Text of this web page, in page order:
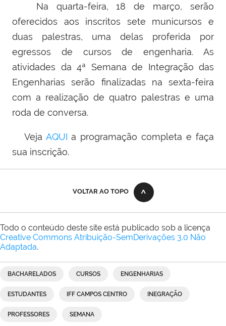
Na quarta-feira, 18 de março, serão
oferecidos aos inscritos sete municursos e
duas palestras, uma delas proferida por
egressos de cursos de engenharia. As
atividades da 4ª Semana de Integração das
Engenharias serão finalizadas na sexta-feira
com a realização de quatro palestras e uma
roda de conversa.
Veja AQUI a programação completa e faça
sua inscrição.
VOLTAR AO TOPO
Todo o conteúdo deste site está publicado sob a licença
Creative Commons Atribuição-SemDerivações 3.0 Não
Adaptada.
BACHARELADOS CURSOS ENGENHARIAS
ESTUDANTES IFF CAMPOS CENTRO INEGRAÇÃO
PROFESSORES SEMANA